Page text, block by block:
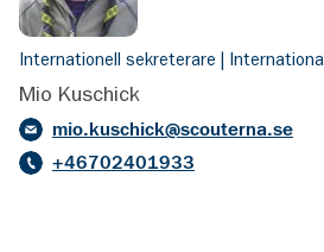
Internationell sekreterare |
Mio Kuschick
mio.kuschick@scouterna.se
+46702401933